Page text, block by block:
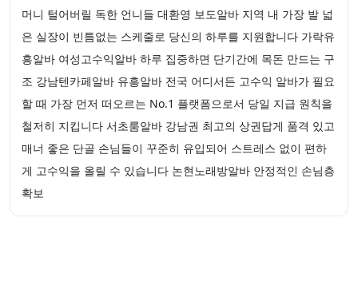
머니 털어버릴 독한 언니들 대환영 보도알바 지역 내 가장 발 넓
은 실장이 빈틈없는 스케줄로 당신의 하루를 지원합니다 가락유
흥알바 여성고수익알바 하루 집중하면 단기간에 목돈 만드는 구
조 강남텐카페알바 유흥알바 전국 어디서든 고수익 알바가 필요
할 때 가장 먼저 떠오르는 No.1 플랫폼으로서 당일 지급 원칙을
철저히 지킵니다 서초룸알바 강남권 최고의 상권답게 품격 있고
매너 좋은 단골 손님들이 꾸준히 유입되어 스트레스 없이 편하
게 고수익을 올릴 수 있습니다 논현노래방알바 안정적인 손님층
확보